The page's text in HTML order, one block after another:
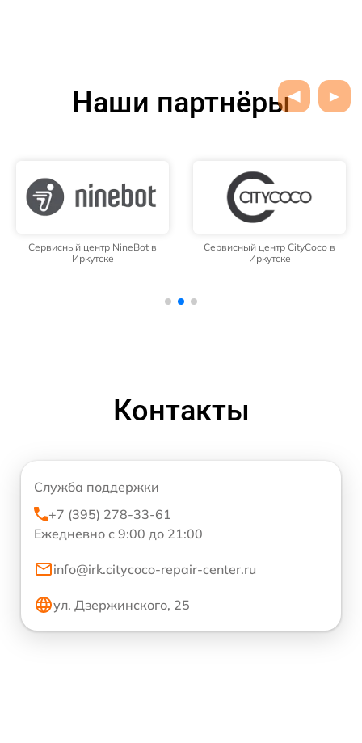
Наши партнёры
Сервисный центр NineBot в
Иркутске
Сервисный центр CityCoco в
Иркутске
Контакты
Служба поддержки
+7 (395) 278-33-61
Ежедневно с 9:00 до 21:00
info@irk.citycoco-repair-center.ru
ул. Дзержинского, 25